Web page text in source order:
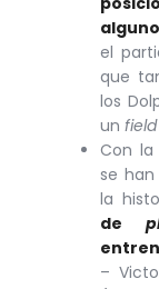
alguno
el
que
los
un
Con la
se
la
de
–